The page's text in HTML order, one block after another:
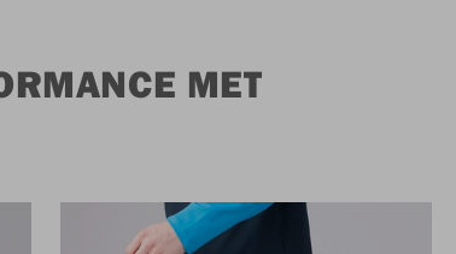
MET